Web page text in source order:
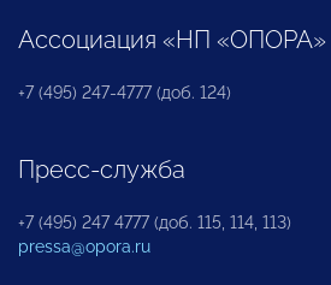
Ассоциация «НП «ОПОРА»
+7 (495) 247-4777 (доб. 124)
Пресс-служба
+7 (495) 247 4777 (доб. 115, 114, 113)
pressa@opora.ru